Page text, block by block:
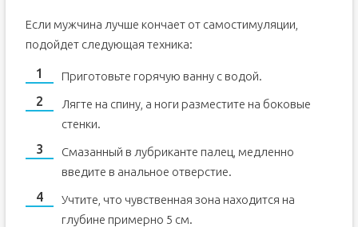
Если мужчина лучше кончает от самостимуляции,
подойдет следующая техника:
Приготовьте горячую ванну с водой.
Лягте на спину, а ноги разместите на боковые
стенки.
Смазанный в лубриканте палец, медленно
введите в анальное отверстие.
Учтите, что чувственная зона находится на
глубине примерно 5 см.